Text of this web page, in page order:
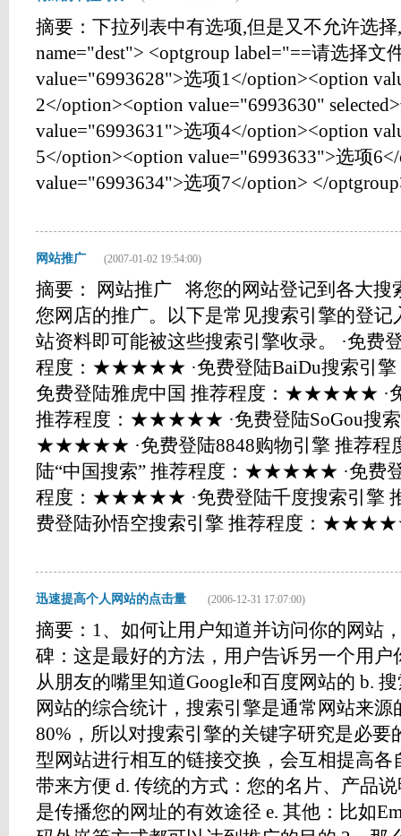
摘要：下拉列表中有选项,但是又不允许选择
name="dest"> <optgroup label="==请选择文
value="6993628">选项1</option><option
2</option><option value="6993630"
value="6993631">选项4</option><option
5</option><option value="6993633">选项
value="6993634">选项7</option> </
网站推广 (2007-01-02 19:54:00)
摘要： 网站推广 将您的网站登记到各大搜
您网店的推广。以下是常见搜索引擎的登
站资料即可能被这些搜索引擎收录。 ·免费
程度：★★★★★ ·免费登陆BaiDu搜索引
免费登陆雅虎中国 推荐程度：★★★★★ ·
推荐程度：★★★★★ ·免费登陆SoGou搜索
★★★★★ ·免费登陆8848购物引擎 推荐
陆“中国搜索” 推荐程度：★★★★★ ·免费
程度：★★★★★ ·免费登陆千度搜索引
费登陆孙悟空搜索引擎 推荐程度：
迅速提高个人网站的点击量 (2006-12-31 17:07:00)
摘要：1、如何让用户知道并访问你的网站
碑：这是最好的方法，用户告诉另一个用
从朋友的嘴里知道Google和百度网站的 b.
网站的综合统计，搜索引擎是通常网站来
80%，所以对搜索引擎的关键字研究是必要
型网站进行相互的链接交换，会互相提高
带来方便 d. 传统的方式：您的名片、产品
是传播您的网址的有效途径 e. 其他：比如